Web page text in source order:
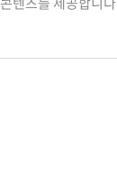
콘텐츠를 제공합니다.